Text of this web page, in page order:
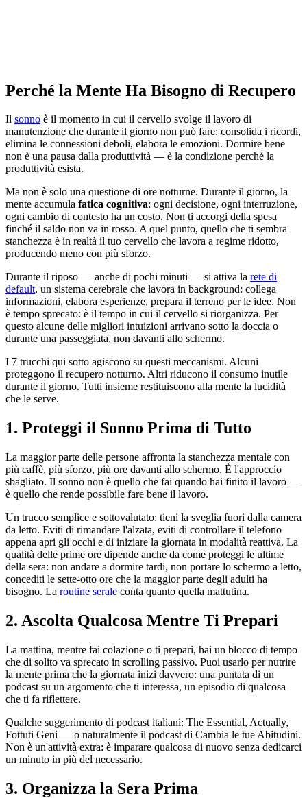
Perché la Mente Ha Bisogno di Recupero
Il sonno è il momento in cui il cervello svolge il lavoro di
manutenzione che durante il giorno non può fare: consolida i ricordi,
elimina le connessioni deboli, elabora le emozioni. Dormire bene
non è una pausa dalla produttività — è la condizione perché la
produttività esista.
Ma non è solo una questione di ore notturne. Durante il giorno, la
mente accumula fatica cognitiva: ogni decisione, ogni interruzione,
ogni cambio di contesto ha un costo. Non ti accorgi della spesa
finché il saldo non va in rosso. A quel punto, quello che ti sembra
stanchezza è in realtà il tuo cervello che lavora a regime ridotto,
producendo meno con più sforzo.
Durante il riposo — anche di pochi minuti — si attiva la rete di
default, un sistema cerebrale che lavora in background: collega
informazioni, elabora esperienze, prepara il terreno per le idee. Non
è tempo sprecato: è il tempo in cui il cervello si riorganizza. Per
questo alcune delle migliori intuizioni arrivano sotto la doccia o
durante una passeggiata, non davanti allo schermo.
I 7 trucchi qui sotto agiscono su questi meccanismi. Alcuni
proteggono il recupero notturno. Altri riducono il consumo inutile
durante il giorno. Tutti insieme restituiscono alla mente la lucidità
che le serve.
1. Proteggi il Sonno Prima di Tutto
La maggior parte delle persone affronta la stanchezza mentale con
più caffè, più sforzo, più ore davanti allo schermo. È l'approccio
sbagliato. Il sonno non è quello che fai quando hai finito il lavoro —
è quello che rende possibile fare bene il lavoro.
Un trucco semplice e sottovalutato: tieni la sveglia fuori dalla camera
da letto. Eviti di rimandare l'alzata, eviti di controllare il telefono
appena apri gli occhi e di iniziare la giornata in modalità reattiva. La
qualità delle prime ore dipende anche da come proteggi le ultime
della sera: non andare a dormire tardi, non portare lo schermo a letto,
concediti le sette-otto ore che la maggior parte degli adulti ha
bisogno. La routine serale conta quanto quella mattutina.
2. Ascolta Qualcosa Mentre Ti Prepari
La mattina, mentre fai colazione o ti prepari, hai un blocco di tempo
che di solito va sprecato in scrolling passivo. Puoi usarlo per nutrire
la mente prima che la giornata inizi davvero: una puntata di un
podcast su un argomento che ti interessa, un episodio di qualcosa
che ti fa riflettere.
Qualche suggerimento di podcast italiani: The Essential, Actually,
Fottuti Geni — o naturalmente il podcast di Cambia le tue Abitudini.
Non è un'attività extra: è imparare qualcosa di nuovo senza dedicarci
un minuto in più del necessario.
3. Organizza la Sera Prima